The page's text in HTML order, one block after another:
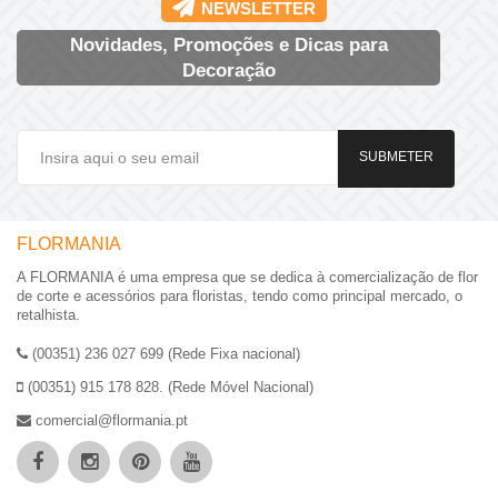
NEWSLETTER
Novidades, Promoções e Dicas para
Decoração
SUBMETER
FLORMANIA
A FLORMANIA é uma empresa que se dedica à comercialização de flor
de corte e acessórios para floristas, tendo como principal mercado, o
retalhista.
(00351) 236 027 699 (Rede Fixa nacional)
(00351) 915 178 828. (Rede Móvel Nacional)
comercial@flormania.pt